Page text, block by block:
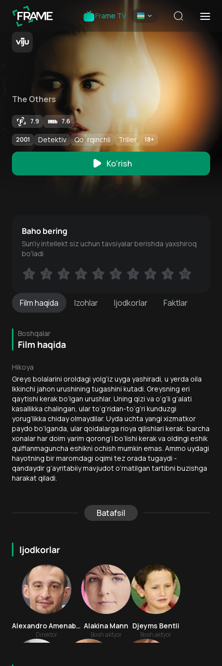
Frame TV
The Others
7.9 7.6
2001 Detektiv Qo`rqinchli Triller 18+
Ko'rish
Filmhaqida Izohlar Ijodkorlar Faktlar
Boshqalar
Film haqida
Hikoya
Greys bolalarini oroldagi yolg‘iz uyga yashiradi, u yerda oila
Ikkinchi jahon urushining tugashini kutadi. Greysning eri
qaytishi kerak bo‘lgan urushlar. Uning qizi va o‘g‘li g‘alati
kasallikka chalingan, ular to‘g‘ridan-to‘g‘ri kunduzgi
yorug‘likka chiday olmaydilar. Uyda uchta yangi xizmatkor
paydo bo‘lganda, ular qoidalarga rioya qilishlari kerak: barcha
xonalar har doim yarim qorong‘i bo‘lishi kerak va oldingi eshik
qulflanmaguncha eshikni ochish mumkin emas. Ammo uydagi
hayotning bir maromdagi oqimi tez orada tugaydi -
qandaydir g‘ayritabiiy mavjudot o‘rnatilgan tartibni buzishga
harakat qiladi.
Batafsil
Ijodkorlar
Alexandro Amenabar
Direktor
Alakina Mann
Bosh aktyor
Djeyms Bentli
Bosh aktyor
Baho bering
Sun'iy intellekt siz uchun tavsiyalar berishda yaxshiroq
bo'ladi
1 2 3 4 5 6 7 8 9 10
1 2 3 4 5 6 7 8 9 10